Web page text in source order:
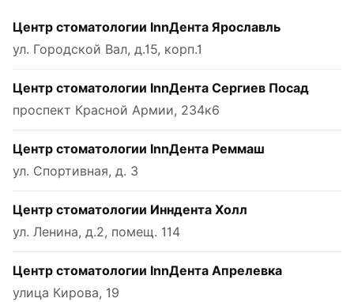
Центр стоматологии InnДента Ярославль
ул. Городской Вал, д.15, корп.1
Центр стоматологии InnДента Сергиев Посад
проспект Красной Армии, 234к6
Центр стоматологии InnДента Реммаш
ул. Спортивная, д. 3
Центр стоматологии Инндента Холл
ул. Ленина, д.2, помещ. 114
Центр стоматологии InnДента Апрелевка
улица Кирова, 19